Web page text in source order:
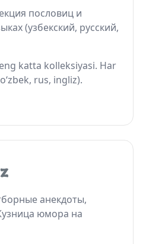
пословиц и
(узбекский, русский,
katta kolleksiyasi. Har
rus, ingliz).
анекдоты,
юмора на